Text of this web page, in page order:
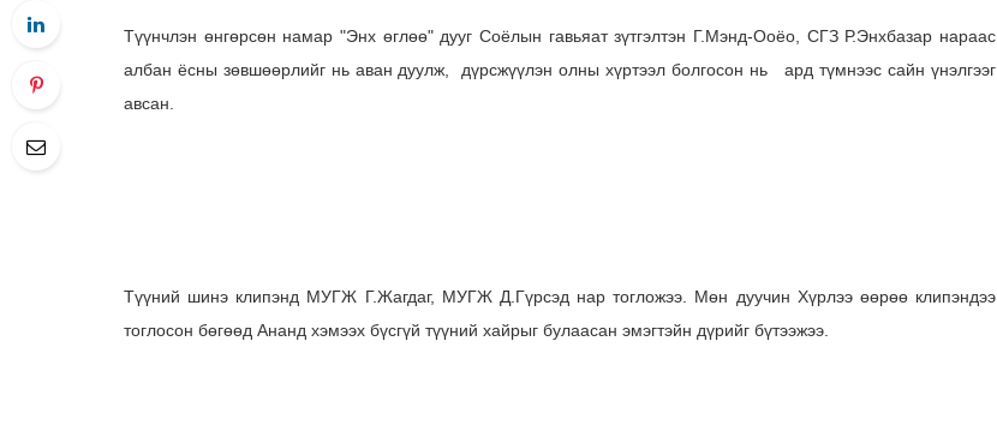
Түүнчлэн өнгөрсөн намар "Энх өглөө" дууг Соёлын гавьяат зүтгэлтэн Г.Мэнд-Ооёо, СГЗ Р.Энхбазар нараас
албан ёсны зөвшөөрлийг нь аван дуулж, дүрсжүүлэн олны хүртээл болгосон нь ард түмнээс сайн үнэлгээг
авсан.
Түүний шинэ клипэнд МУГЖ Г.Жагдаг, МУГЖ Д.Гүрсэд нар тогложээ. Мөн дуучин Хүрлээ өөрөө клипэндээ
тоглосон бөгөөд Ананд хэмээх бүсгүй түүний хайрыг булаасан эмэгтэйн дүрийг бүтээжээ.